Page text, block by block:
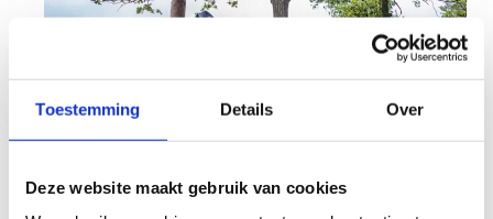
Toestemming Details Over
Deze website maakt gebruik van cookies